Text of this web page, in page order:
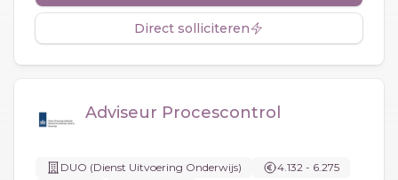
Direct solliciteren
Adviseur Procescontrol
DUO (Dienst Uitvoering Onderwijs)
4.132 - 6.275